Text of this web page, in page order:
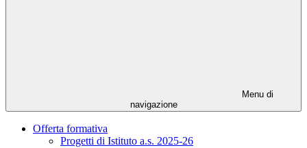
Menu di
navigazione
Offerta formativa
Progetti di Istituto a.s. 2025-26